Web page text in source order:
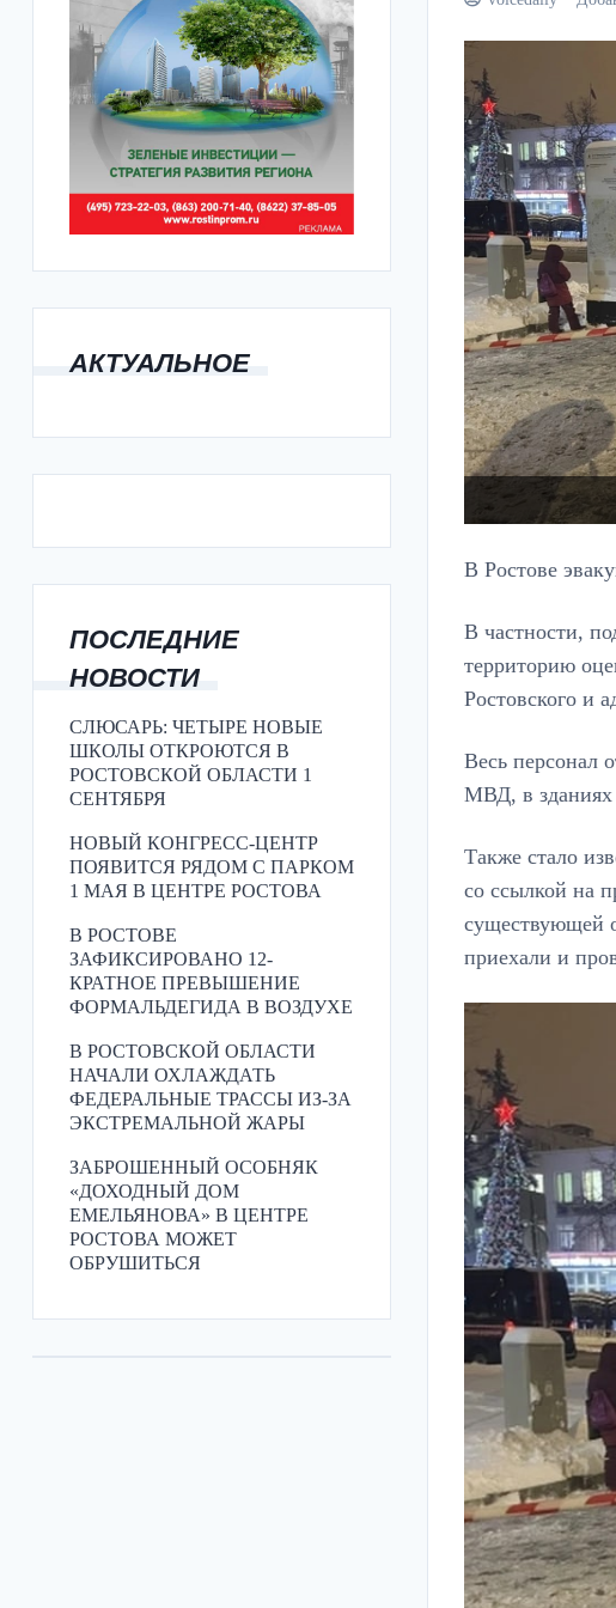
АКТУАЛЬНОЕ
ПОСЛЕДНИЕ
НОВОСТИ
СЛЮСАРЬ: ЧЕТЫРЕ НОВЫЕ
ШКОЛЫ ОТКРОЮТСЯ В
РОСТОВСКОЙ ОБЛАСТИ 1
СЕНТЯБРЯ
НОВЫЙ КОНГРЕСС-ЦЕНТР
ПОЯВИТСЯ РЯДОМ С ПАРКОМ
1 МАЯ В ЦЕНТРЕ РОСТОВА
В РОСТОВЕ
ЗАФИКСИРОВАНО 12-
КРАТНОЕ ПРЕВЫШЕНИЕ
ФОРМАЛЬДЕГИДА В ВОЗДУХЕ
В РОСТОВСКОЙ ОБЛАСТИ
НАЧАЛИ ОХЛАЖДАТЬ
ФЕДЕРАЛЬНЫЕ ТРАССЫ ИЗ-ЗА
ЭКСТРЕМАЛЬНОЙ ЖАРЫ
ЗАБРОШЕННЫЙ ОСОБНЯК
«ДОХОДНЫЙ ДОМ
ЕМЕЛЬЯНОВА» В ЦЕНТРЕ
РОСТОВА МОЖЕТ
ОБРУШИТЬСЯ
В Ростове
В частности,
территорию
Ростовского и
Весь персонал
МВД, в зданиях
Также стало
со ссылкой на
существующей
приехали и